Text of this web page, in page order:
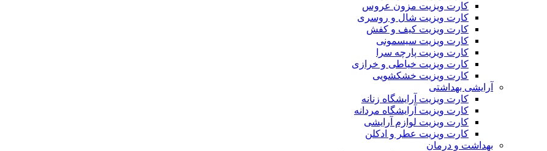
کارت ویزیت مزون عروس
کارت ویزیت شال و روسری
کارت ویزیت کیف و کفش
کارت ویزیت سیسمونی
کارت ویزیت پارچه سرا
کارت ویزیت خیاطی و خرازی
کارت ویزیت خشکشویی
آرایشی بهداشتی
کارت ویزیت آرایشگاه زنانه
کارت ویزیت آرایشگاه مردانه
کارت ویزیت لوازم آرایشی
کارت ویزیت عطر و ادکلن
بهداشت و درمان